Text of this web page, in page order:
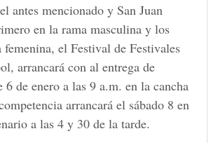
antes mencionado y San Juan
en la rama masculina y los
femenina, el Festival de Festivales
arrancará con al entrega de
6 de enero a las 9 a.m. en la cancha
arrancará el sábado 8 en
a las 4 y 30 de la tarde.